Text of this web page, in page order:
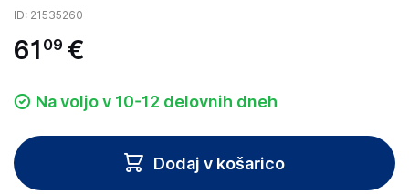
ID: 21535260
61 09 €
Na voljo v 10-12 delovnih dneh
Dodaj v košarico